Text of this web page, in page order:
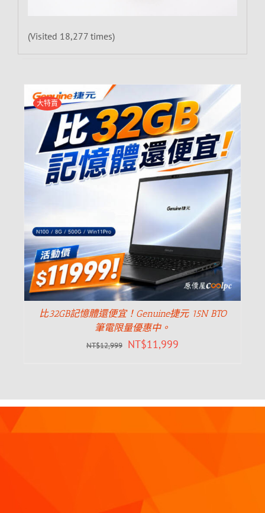
(Visited 18,277 times)
大特賣
比32GB記憶體還便宜！Genuine捷元 15N BTO
筆電限量優惠中。
NT$12,999 NT$11,999